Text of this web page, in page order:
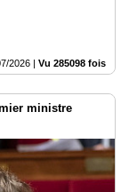
2026 | Vu 285098 fois
ministre